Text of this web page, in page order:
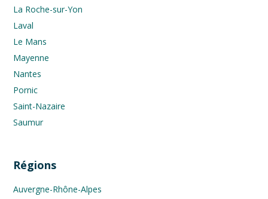
La Roche-sur-Yon
Laval
Le Mans
Mayenne
Nantes
Pornic
Saint-Nazaire
Saumur
Régions
Auvergne-Rhône-Alpes